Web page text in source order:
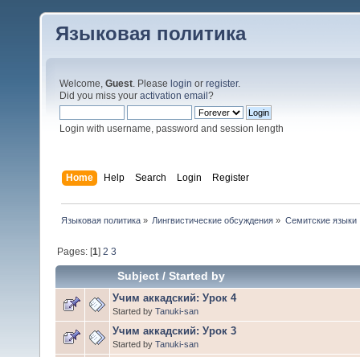
Языковая политика
Welcome, Guest. Please login or register.
Did you miss your activation email ?
Login with username, password and session length
Home Help Search Login Register
Языковая политика» Лингвистические обсуждения » Семитские языки
Pages: [1]2 3
Subject/ Started by
Учим аккадский: Урок 4
Started by Tanuki-san
Учим аккадский: Урок 3
Started by Tanuki-san